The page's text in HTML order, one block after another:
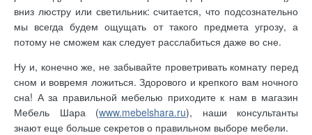
вниз люстру или светильник: считается, что подсознательно
мы всегда будем ощущать от такого предмета угрозу, а
потому не сможем как следует расслабиться даже во сне.
Ну и, конечно же, не забывайте проветривать комнату перед
сном и вовремя ложиться. Здорового и крепкого вам ночного
сна! А за правильной мебелью приходите к нам в магазин
Мебель Шара (www.mebelshara.ru), наши консультанты
знают еще больше секретов о правильном выборе мебели.